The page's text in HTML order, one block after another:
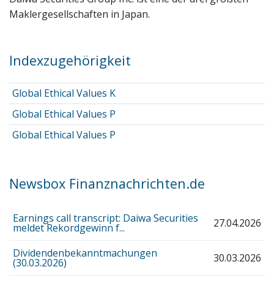
Maklergesellschaften in Japan.
Indexzugehörigkeit
Global Ethical Values K
Global Ethical Values P
Global Ethical Values P
Newsbox Finanznachrichten.de
Earnings call transcript: Daiwa Securities
meldet Rekordgewinn f... 27.04.2026
Dividendenbekanntmachungen
(30.03.2026) 30.03.2026